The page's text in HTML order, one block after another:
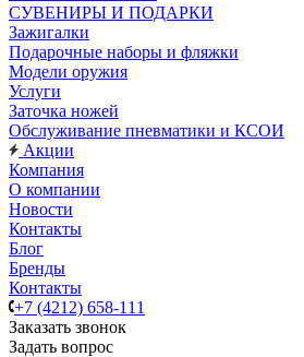
СУВЕНИРЫ И ПОДАРКИ
Зажигалки
Подарочные наборы и фляжки
Модели оружия
Услуги
Заточка ножей
Обслуживание пневматики и КСОИ
Акции
Компания
О компании
Новости
Контакты
Блог
Бренды
Контакты
+7 (4212) 658-111
Заказать звонок
Задать вопрос